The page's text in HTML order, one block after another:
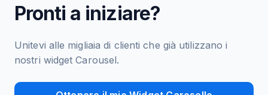
Pronti a iniziare?
Unitevi alle migliaia di clienti che già utilizzano i
nostri widget Carousel.